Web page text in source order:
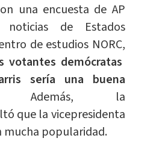
una encuesta de AP
noticias de Estados
de estudios NORC,
votantes demócratas
sería una buena
la
que la vicepresidenta
mucha popularidad.